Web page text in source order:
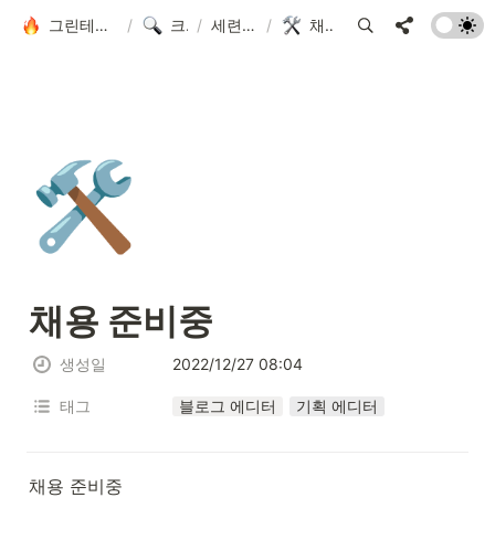
그린테스터에 오신 걸 환영합니다! / 크루 모집/ 세련된 에디터 / 채용 준비중
🛠️
채용 준비중
생성일 2022/12/27 08:04
태그 블로그 에디터 기획 에디터
채용 준비중